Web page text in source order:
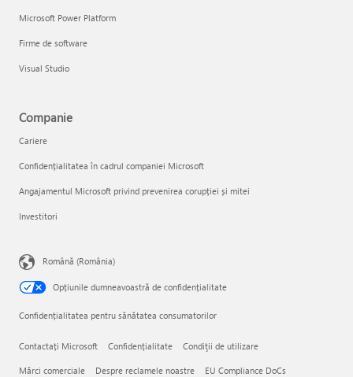
Microsoft Power Platform
Firme de software
Visual Studio
Companie
Cariere
Confidențialitatea în cadrul companiei Microsoft
Angajamentul Microsoft privind prevenirea corupției și mitei
Investitori
Română (România)
Opțiunile dumneavoastră de confidențialitate
Confidențialitatea pentru sănătatea consumatorilor
Contactați Microsoft Confidențialitate Condiţii de utilizare
Mărci comerciale Despre reclamele noastre EU Compliance DoCs